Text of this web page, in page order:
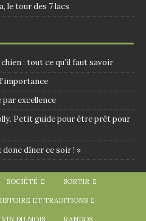
le tour des 7 lacs
chien : tout ce qu’il faut savoir
excellence
Petit guide pour être prêt pour
donc dîner ce soir ! »
SOCIÉTÉ SORTIR
ET TRADITIONS
VIN DU MOIS RANDOS